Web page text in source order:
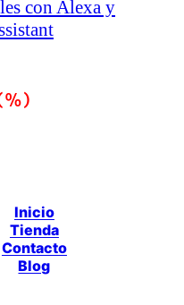
con Alexa y
%)
Inicio
Tienda
Contacto
Blog